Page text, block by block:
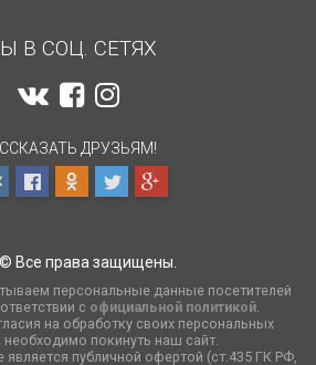
В СОЦ. СЕТЯХ
ДРУЗЬЯМ!
Все права защищены.
персональные данные посетителей
с официальной политикой.
на обработку своих персональных
покинуть наш сайт.
публичной офертой (ст.435 ГК РФ,